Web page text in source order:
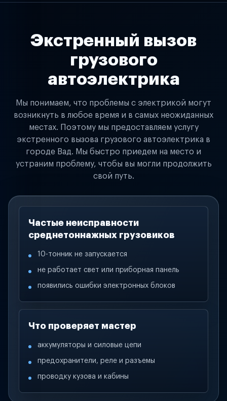
Экстренный вызов
грузового
автоэлектрика
Мы понимаем, что проблемы с электрикой могут
возникнуть в любое время и в самых неожиданных
местах. Поэтому мы предоставляем услугу
экстренного вызова грузового автоэлектрика в
городе Вад. Мы быстро приедем на место и
устраним проблему, чтобы вы могли продолжить
свой путь.
Частые неисправности
среднетоннажных грузовиков
10-тонник не запускается
не работает свет или приборная панель
появились ошибки электронных блоков
Что проверяет мастер
аккумуляторы и силовые цепи
предохранители, реле и разъемы
проводку кузова и кабины